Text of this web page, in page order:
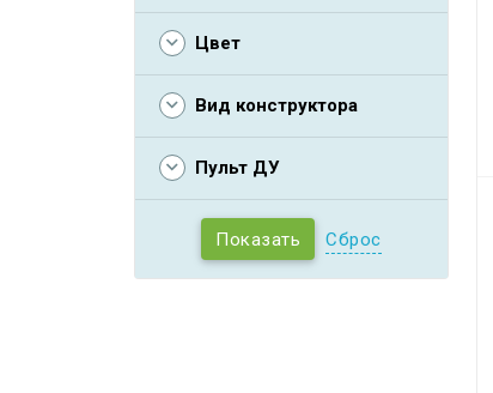
Цвет
Вид конструктора
Пульт ДУ
Сброс